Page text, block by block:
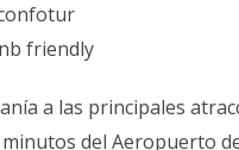
friendly
a las principales
del Aeropuerto